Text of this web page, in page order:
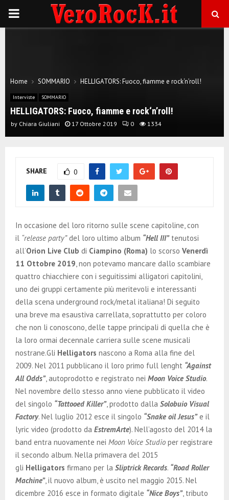
P
M
A
N
U
Home SOMMARIO HELLIGATORS: Fuoco, fiamme e rock‘n’roll!
Interviste SOMMARIO
HELLIGATORS: Fuoco, fiamme e rock‘n’roll!
by Chiara Giuliani 17 Ottobre 2019 0 1334
SHARE 0
In occasione del loro ritorno sulle scene capitoline, con
il “release party”del loro ultimo album “Hell III”tenutosi
all’Orion Live Club di Ciampino (Roma) lo scorso Venerdì
11 Ottobre 2019 , non potevamo mancare dallo scambiare
quattro chiacchiere con i seguitissimi alligatori capitolini,
uno dei gruppi certamente più meritevoli e interessanti
della scena underground rock/metal italiana! Di seguito
una breve ma esaustiva carrellata, soprattutto per coloro
che non li conoscono, delle tappe principali di quella che è
la loro ormai decennale carriera sulle scene musicali
nostrane.Gli Helligators nascono a Roma alla fine del
2009. Nel 2011 pubblicano il loro primo full lenght “Against
All Odds”, autoprodotto e registrato nei Moon Voice Studio.
Nel novembre dello stesso anno viene pubblicato il video
del singolo “Tattooed Killer”, prodotto dalla Solobuio Visual
Factory. Nel luglio 2012 esce il singolo “Snake oil Jesus”e il
lyric video (prodotto da EstremArte). Nell’agosto del 2014 la
band entra nuovamente nei Moon Voice Studio per registrare
il secondo album. Nella primavera del 2015
gli Helligators firmano per la Sliptrick Records. “Road Roller
Machine”, il nuovo album, è uscito nel maggio 2015. Nel
dicembre 2016 esce in formato digitale “Nice Boys”, tributo